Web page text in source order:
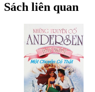
Sách liên quan